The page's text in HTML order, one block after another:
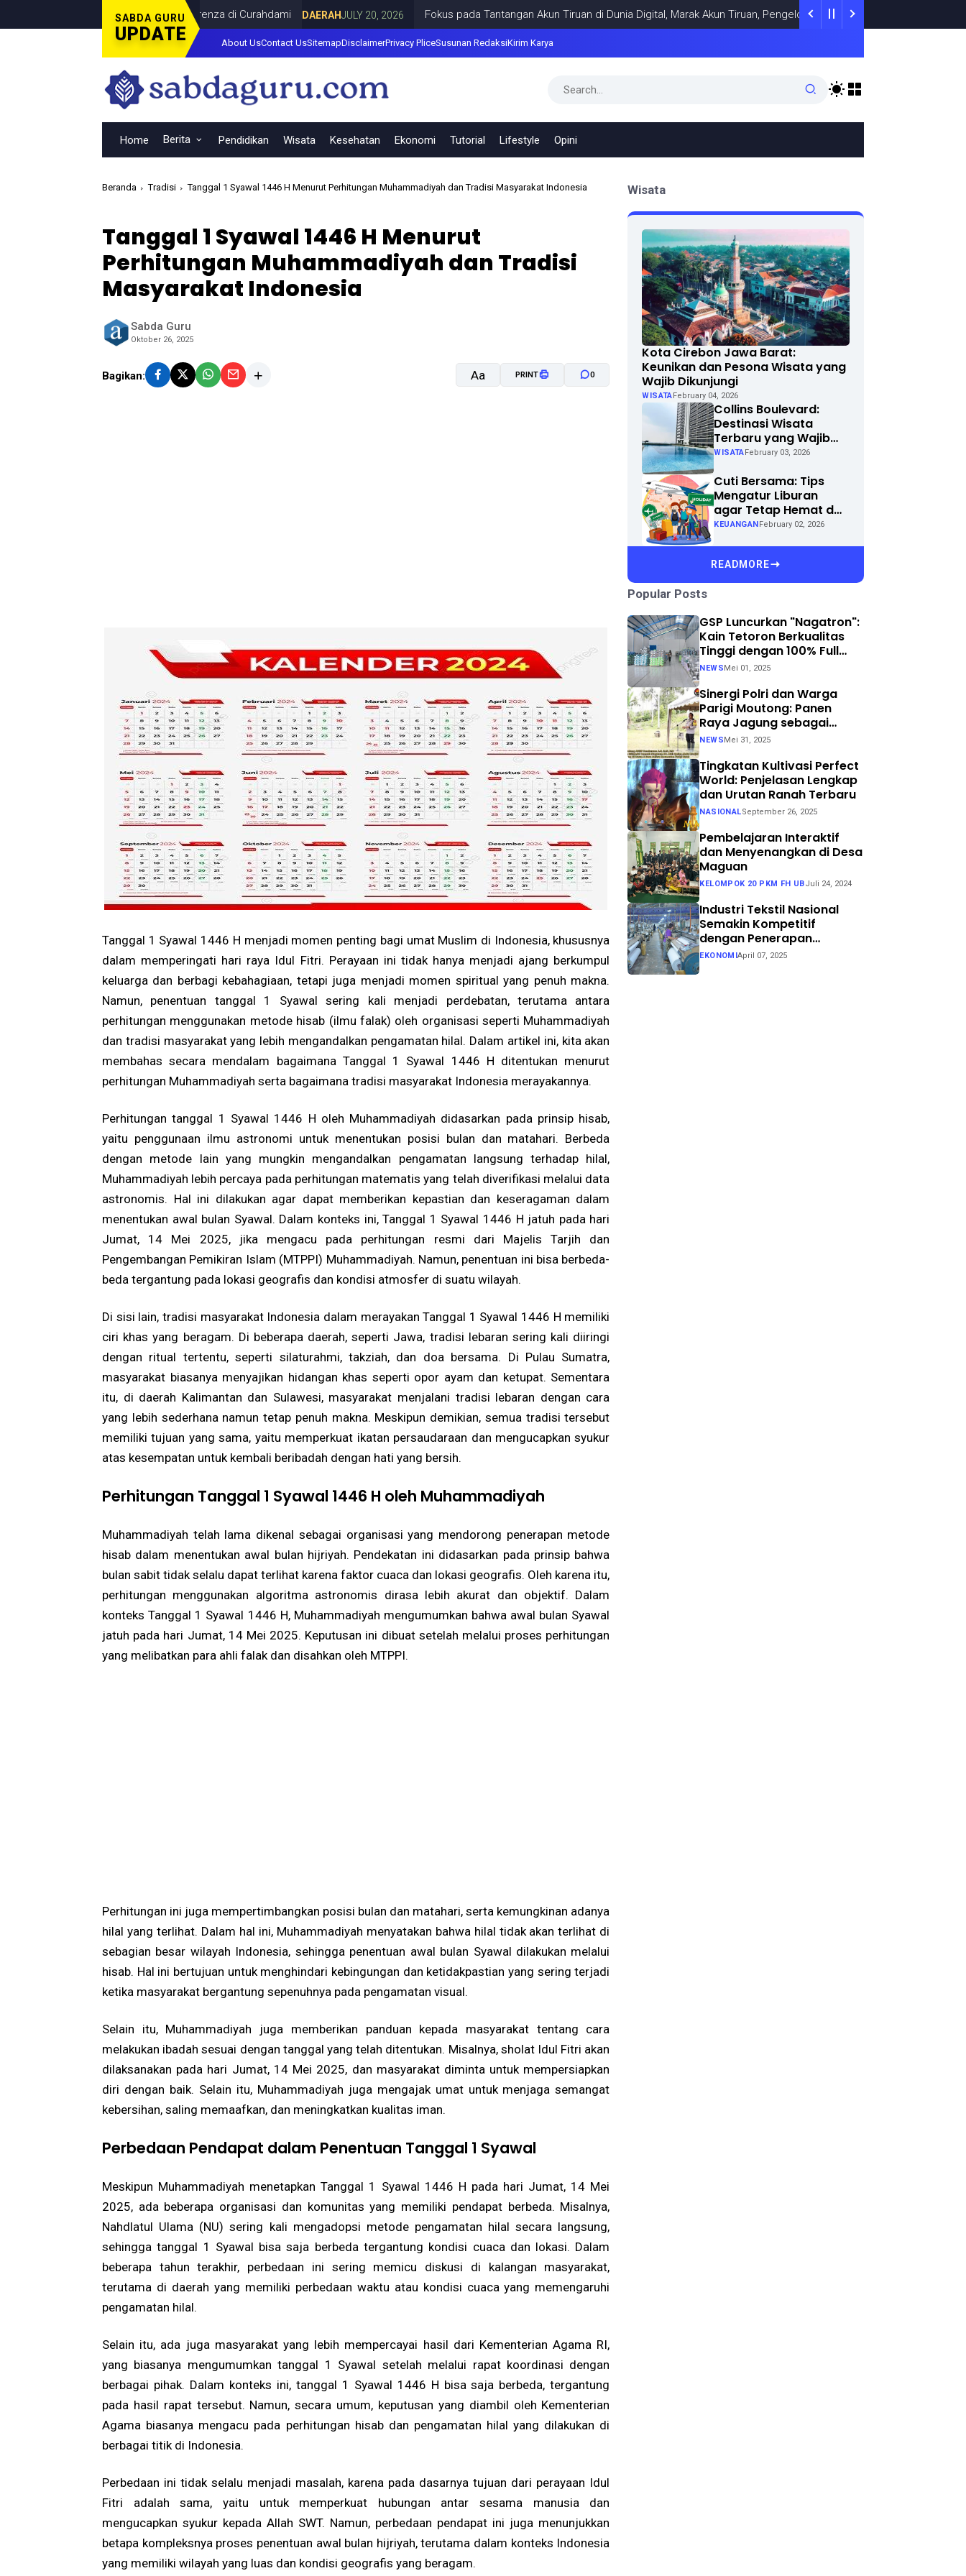
SABDA GURU
UPDATE
Piala Dunia Bersama Dina Lorenza di Curahdami DAERAH JULY 20, 2026 Fokus pada Tantangan Akun Tiruan di Dunia Digital, Marak Akun Tiruan, Pengelola TikTok @samsungstore.ta Siapkan
About UsContact UsSitemapDisclaimerPrivacy PliceSusunan RedaksiKirim Karya
Home Berita Pendidikan Wisata Kesehatan Ekonomi Tutorial Lifestyle Opini
Beranda Tradisi Tanggal 1 Syawal 1446 H Menurut Perhitungan Muhammadiyah dan Tradisi Masyarakat Indonesia
Tanggal 1 Syawal 1446 H Menurut
Perhitungan Muhammadiyah dan Tradisi
Masyarakat Indonesia
Sabda Guru
Oktober 26, 2025
Bagikan: Aa PRINT 0
Tanggal 1 Syawal 1446 H menjadi momen penting bagi umat Muslim di Indonesia, khususnya
dalam memperingati hari raya Idul Fitri. Perayaan ini tidak hanya menjadi ajang berkumpul
keluarga dan berbagi kebahagiaan, tetapi juga menjadi momen spiritual yang penuh makna.
Namun, penentuan tanggal 1 Syawal sering kali menjadi perdebatan, terutama antara
perhitungan menggunakan metode hisab (ilmu falak) oleh organisasi seperti Muhammadiyah
dan tradisi masyarakat yang lebih mengandalkan pengamatan hilal. Dalam artikel ini, kita akan
membahas secara mendalam bagaimana Tanggal 1 Syawal 1446 H ditentukan menurut
perhitungan Muhammadiyah serta bagaimana tradisi masyarakat Indonesia merayakannya.
Perhitungan tanggal 1 Syawal 1446 H oleh Muhammadiyah didasarkan pada prinsip hisab,
yaitu penggunaan ilmu astronomi untuk menentukan posisi bulan dan matahari. Berbeda
dengan metode lain yang mungkin mengandalkan pengamatan langsung terhadap hilal,
Muhammadiyah lebih percaya pada perhitungan matematis yang telah diverifikasi melalui data
astronomis. Hal ini dilakukan agar dapat memberikan kepastian dan keseragaman dalam
menentukan awal bulan Syawal. Dalam konteks ini, Tanggal 1 Syawal 1446 H jatuh pada hari
Jumat, 14 Mei 2025, jika mengacu pada perhitungan resmi dari Majelis Tarjih dan
Pengembangan Pemikiran Islam (MTPPI) Muhammadiyah. Namun, penentuan ini bisa berbeda-
beda tergantung pada lokasi geografis dan kondisi atmosfer di suatu wilayah.
Di sisi lain, tradisi masyarakat Indonesia dalam merayakan Tanggal 1 Syawal 1446 H memiliki
ciri khas yang beragam. Di beberapa daerah, seperti Jawa, tradisi lebaran sering kali diiringi
dengan ritual tertentu, seperti silaturahmi, takziah, dan doa bersama. Di Pulau Sumatra,
masyarakat biasanya menyajikan hidangan khas seperti opor ayam dan ketupat. Sementara
itu, di daerah Kalimantan dan Sulawesi, masyarakat menjalani tradisi lebaran dengan cara
yang lebih sederhana namun tetap penuh makna. Meskipun demikian, semua tradisi tersebut
memiliki tujuan yang sama, yaitu memperkuat ikatan persaudaraan dan mengucapkan syukur
atas kesempatan untuk kembali beribadah dengan hati yang bersih.
Perhitungan Tanggal 1 Syawal 1446 H oleh Muhammadiyah
Muhammadiyah telah lama dikenal sebagai organisasi yang mendorong penerapan metode
hisab dalam menentukan awal bulan hijriyah. Pendekatan ini didasarkan pada prinsip bahwa
bulan sabit tidak selalu dapat terlihat karena faktor cuaca dan lokasi geografis. Oleh karena itu,
perhitungan menggunakan algoritma astronomis dirasa lebih akurat dan objektif. Dalam
konteks Tanggal 1 Syawal 1446 H, Muhammadiyah mengumumkan bahwa awal bulan Syawal
jatuh pada hari Jumat, 14 Mei 2025. Keputusan ini dibuat setelah melalui proses perhitungan
yang melibatkan para ahli falak dan disahkan oleh MTPPI.
Perhitungan ini juga mempertimbangkan posisi bulan dan matahari, serta kemungkinan adanya
hilal yang terlihat. Dalam hal ini, Muhammadiyah menyatakan bahwa hilal tidak akan terlihat di
sebagian besar wilayah Indonesia, sehingga penentuan awal bulan Syawal dilakukan melalui
hisab. Hal ini bertujuan untuk menghindari kebingungan dan ketidakpastian yang sering terjadi
ketika masyarakat bergantung sepenuhnya pada pengamatan visual.
Selain itu, Muhammadiyah juga memberikan panduan kepada masyarakat tentang cara
melakukan ibadah sesuai dengan tanggal yang telah ditentukan. Misalnya, sholat Idul Fitri akan
dilaksanakan pada hari Jumat, 14 Mei 2025, dan masyarakat diminta untuk mempersiapkan
diri dengan baik. Selain itu, Muhammadiyah juga mengajak umat untuk menjaga semangat
kebersihan, saling memaafkan, dan meningkatkan kualitas iman.
Perbedaan Pendapat dalam Penentuan Tanggal 1 Syawal
Meskipun Muhammadiyah menetapkan Tanggal 1 Syawal 1446 H pada hari Jumat, 14 Mei
2025, ada beberapa organisasi dan komunitas yang memiliki pendapat berbeda. Misalnya,
Nahdlatul Ulama (NU) sering kali mengadopsi metode pengamatan hilal secara langsung,
sehingga tanggal 1 Syawal bisa saja berbeda tergantung kondisi cuaca dan lokasi. Dalam
beberapa tahun terakhir, perbedaan ini sering memicu diskusi di kalangan masyarakat,
terutama di daerah yang memiliki perbedaan waktu atau kondisi cuaca yang memengaruhi
pengamatan hilal.
Selain itu, ada juga masyarakat yang lebih mempercayai hasil dari Kementerian Agama RI,
yang biasanya mengumumkan tanggal 1 Syawal setelah melalui rapat koordinasi dengan
berbagai pihak. Dalam konteks ini, tanggal 1 Syawal 1446 H bisa saja berbeda, tergantung
pada hasil rapat tersebut. Namun, secara umum, keputusan yang diambil oleh Kementerian
Agama biasanya mengacu pada perhitungan hisab dan pengamatan hilal yang dilakukan di
berbagai titik di Indonesia.
Perbedaan ini tidak selalu menjadi masalah, karena pada dasarnya tujuan dari perayaan Idul
Fitri adalah sama, yaitu untuk memperkuat hubungan antar sesama manusia dan
mengucapkan syukur kepada Allah SWT. Namun, perbedaan pendapat ini juga menunjukkan
betapa kompleksnya proses penentuan awal bulan hijriyah, terutama dalam konteks Indonesia
yang memiliki wilayah yang luas dan kondisi geografis yang beragam.
Wisata
Kota Cirebon Jawa Barat:
Keunikan dan Pesona Wisata yang
Wajib Dikunjungi
WISATA February 04, 2026
Collins Boulevard:
Destinasi Wisata
Terbaru yang Wajib
Dikunjungi di Kota
WISATA February 03, 2026
Cuti Bersama: Tips
Mengatur Liburan
agar Tetap Hemat dan
Menyenangkan
KEUANGAN February 02, 2026
READMORE
Popular Posts
GSP Luncurkan "Nagatron":
Kain Tetoron Berkualitas
Tinggi dengan 100% Full
Process
NEWS Mei 01, 2025
Sinergi Polri dan Warga
Parigi Moutong: Panen
Raya Jagung sebagai
Langkah Nyata Menuju
NEWS Mei 31, 2025
Tingkatan Kultivasi Perfect
World: Penjelasan Lengkap
dan Urutan Ranah Terbaru
NASIONALSeptember 26, 2025
Pembelajaran Interaktif
dan Menyenangkan di Desa
Maguan
KELOMPOK 20 PKM FH UBJuli 24, 2024
Industri Tekstil Nasional
Semakin Kompetitif
dengan Penerapan
Teknologi Air Jet Loom dan
EKONOMIApril 07, 2025